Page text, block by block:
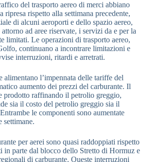
del trasporto aereo di merci abbiano
ripresa rispetto alla settimana precedente,
di alcuni aeroporti e dello spazio aereo,
ad aree riservate, i servizi da e per la
limitati. Le operazioni di trasporto aereo,
continuano a incontrare limitazioni e
interruzioni, ritardi e arretrati.
l’impennata delle tariffe del
aumento dei prezzi del carburante. Il
prodotto raffinando il petrolio greggio,
sia il costo del petrolio greggio sia il
le componenti sono aumentate
settimane.
per aerei sono quasi raddoppiati rispetto
parte dal blocco dello Stretto di Hormuz e
di carburante. Queste interruzioni